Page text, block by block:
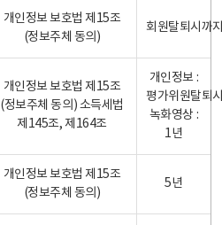
개인정보 보호법 제15조
(정보주체 동의)
회원탈퇴시까
개인정보 보호법 제15조
(정보주체 동의) 소득세법
제145조, 제164조
개인정보 :
평가위원탈퇴
녹화영상 :
1년
개인정보 보호법 제15조
(정보주체 동의)
5년